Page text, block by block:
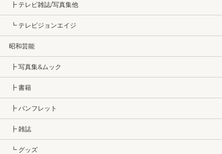
┣ テレビ雑誌/写真集他
┗ テレビジョンエイジ
昭和芸能
┣ 写真集&ムック
┣ 書籍
┣ パンフレット
┣ 雑誌
┗ グッズ